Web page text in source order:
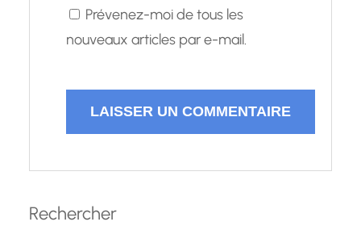
Prévenez-moi de tous les
nouveaux articles par e-mail.
Rechercher